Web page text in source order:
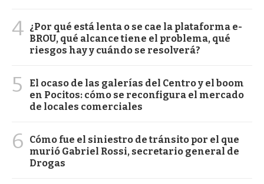
4 ¿Por qué está lenta o se cae la plataforma e-
BROU, qué alcance tiene el problema, qué
riesgos hay y cuándo se resolverá?
5
El ocaso de las galerías del Centro y el boom
en Pocitos: cómo se reconfigura el mercado
de locales comerciales
6
Cómo fue el siniestro de tránsito por el que
murió Gabriel Rossi, secretario general de
Drogas